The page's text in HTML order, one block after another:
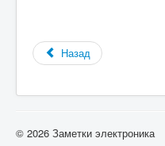
Назад
© 2026 Заметки электроника